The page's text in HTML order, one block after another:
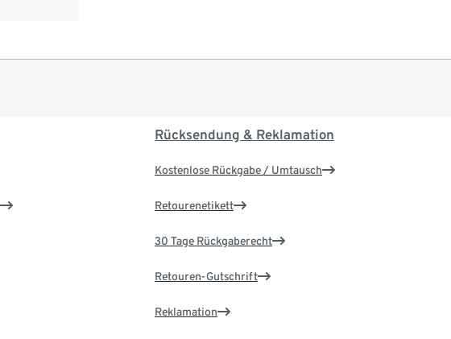
Rücksendung & Reklamation
Kostenlose Rückgabe / Umtausch
Retourenetikett
30 Tage Rückgaberecht
Retouren-Gutschrift
Reklamation